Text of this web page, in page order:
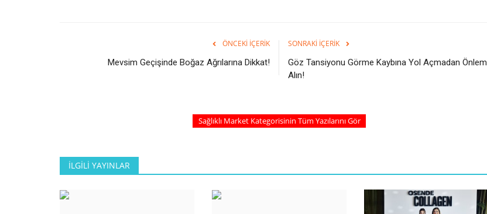
ÖNCEKI İÇERIK
Mevsim Geçişinde Boğaz Ağrılarına Dikkat!
SONRAKI İÇERIK
Göz Tansiyonu Görme Kaybına Yol Açmadan Önlem
Alın!
Sağlıklı Market Kategorisinin Tüm Yazılarını Gör
İLGILI YAYINLAR